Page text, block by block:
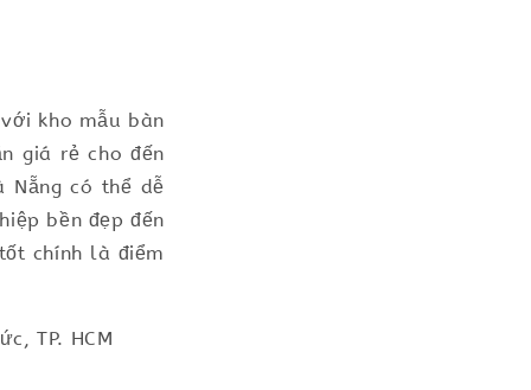
kho mẫu bàn
giá rẻ cho đến
Nẵng có thể dễ
bền đẹp đến
chính là điểm
TP. HCM